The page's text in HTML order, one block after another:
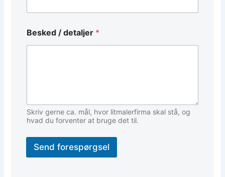
*
*
Besked / detaljer *
Skriv gerne ca. mål, hvor litmalerfirma skal stå, og
hvad du forventer at bruge det til.
Send forespørgsel